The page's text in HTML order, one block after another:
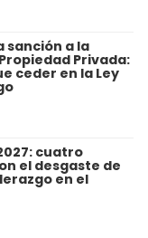
sanción a la
Privada:
ceder en la Ley
cuatro
el desgaste de
en el